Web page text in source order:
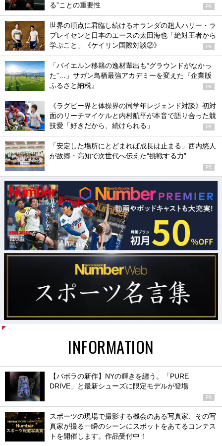
る”ことの重要性
PR
世界の頂点に君臨し続けるオランダの超人ハリー・ラ
ブレイセンと日本のエースの太田海也「絶対王者から
学ぶこと」《ケイリン国際対談②》
PR
「バイエルン移籍の逸材輩出も“グラウンドがなかっ
た”…」サガン鳥栖最強アカデミーを変えた『企業版
ふるさと納税』
PR
《ラグビー界と体操界の同学年レジェンド対談》初対
面のリーチマイケルと内村航平が本音で語り合った競
技愛「好きだから、続けられる」
PR
「安定した場所にとどまれば成長は止まる」西内悠人
が故郷・高知で次世代へ伝えた“挑戦する力”
PR
INFORMATION
【バボラの新作】NYの輝きを纏う。「PURE
DRIVE」と最新シューズに限定モデルが登場
PR
スポーツの現場で撮影する機会のある写真家、その写
真家が撮る一瞬のシーンにスポットをあてるコンテス
トを開催します。作品受付中！